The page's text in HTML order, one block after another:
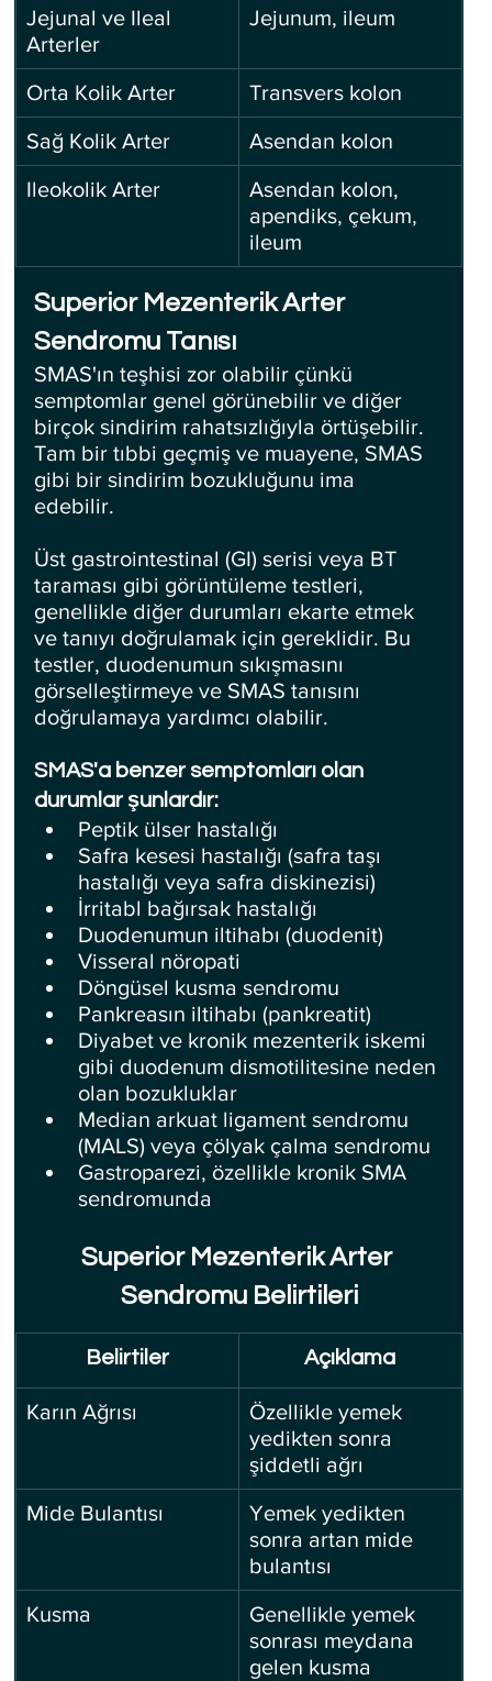
Jejunal ve Ileal
Arterler
Jejunum, ileum
Orta Kolik Arter
Transvers kolon
Sağ Kolik Arter
Asendan kolon
Ileokolik Arter
Asendan kolon,
apendiks, çekum,
ileum
Superior Mezenterik Arter
Sendromu Tanısı
SMAS'ın teşhisi zor olabilir çünkü
semptomlar genel görünebilir ve diğer
birçok sindirim rahatsızlığıyla örtüşebilir.
Tam bir tıbbi geçmiş ve muayene, SMAS
gibi bir sindirim bozukluğunu ima
edebilir.
Üst gastrointestinal (GI) serisi veya BT
taraması gibi görüntüleme testleri,
genellikle diğer durumları ekarte etmek
ve tanıyı doğrulamak için gereklidir. Bu
testler, duodenumun sıkışmasını
görselleştirmeye ve SMAS tanısını
doğrulamaya yardımcı olabilir.
SMAS'a benzer semptomları olan
durumlar şunlardır:
Peptik ülser hastalığı
Safra kesesi hastalığı (safra taşı
hastalığı veya safra diskinezisi)
İrritabl bağırsak hastalığı
Duodenumun iltihabı (duodenit)
Visseral nöropati
Döngüsel kusma sendromu
Pankreasın iltihabı (pankreatit)
Diyabet ve kronik mezenterik iskemi
gibi duodenum dismotilitesine neden
olan bozukluklar
Median arkuat ligament sendromu
(MALS) veya çölyak çalma sendromu
Gastroparezi, özellikle kronik SMA
sendromunda
Superior Mezenterik Arter
Sendromu Belirtileri
Belirtiler Açıklama
Karın Ağrısı
Özellikle yemek
yedikten sonra
şiddetli ağrı
Mide Bulantısı
Yemek yedikten
sonra artan mide
bulantısı
Kusma
Genellikle yemek
sonrası meydana
gelen kusma